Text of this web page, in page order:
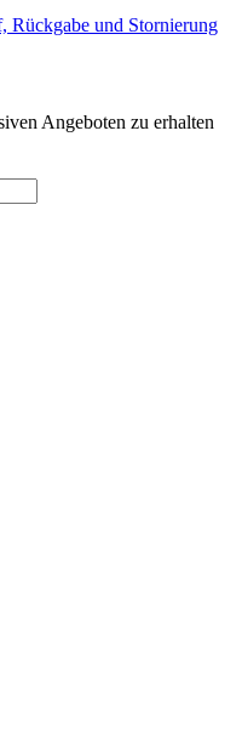
Rückgabe und Stornierung
Angeboten zu erhalten